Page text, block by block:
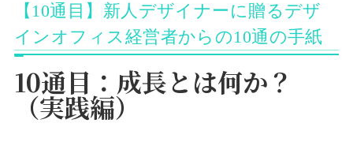
【10通目】新人デザイナーに贈るデザ
インオフィス経営者からの10通の手紙
10通目：成長とは何か？
（実践編）